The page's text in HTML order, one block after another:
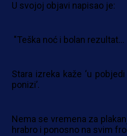
U svojoj objavi napisao je:
"Teška noć i bolan rezultat…
Stara izreka kaže ‘u
ponizi’.
Nema se vremena za
hrabro i ponosno na svim